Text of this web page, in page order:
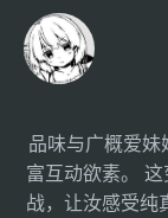
品味与广概爱
富互动欲素。
战，让汝感受纯